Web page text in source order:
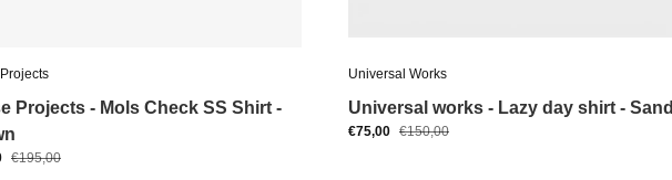
Projects - Mols Check SS Shirt -
€195,00
Universal Works
Universal works - Lazy day shirt - Sand
€75,00 €150,00